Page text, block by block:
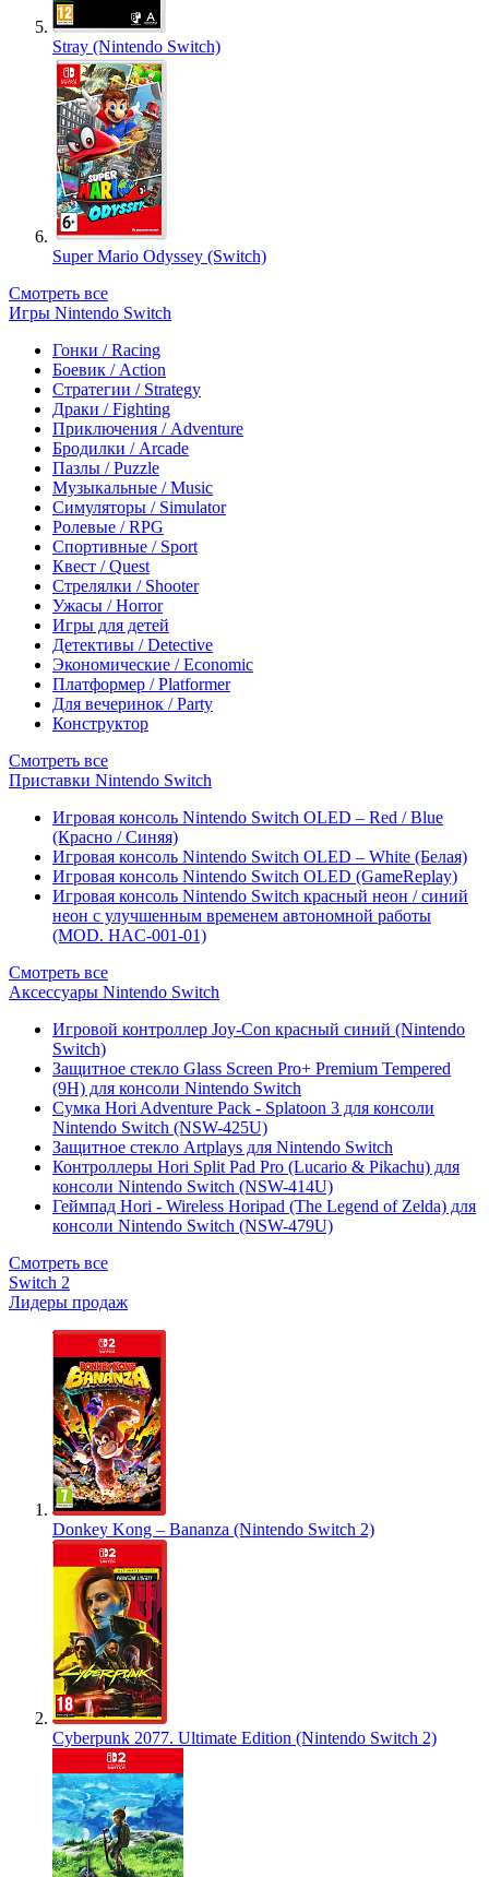
Stray (Nintendo Switch)
Super Mario Odyssey (Switch)
Смотреть все
Игры Nintendo Switch
Гонки / Racing
Боевик / Action
Стратегии / Strategy
Драки / Fighting
Приключения / Adventure
Бродилки / Arcade
Пазлы / Puzzle
Музыкальные / Music
Симуляторы / Simulator
Ролевые / RPG
Спортивные / Sport
Квест / Quest
Стрелялки / Shooter
Ужасы / Horror
Игры для детей
Детективы / Detective
Экономические / Economic
Платформер / Platformer
Для вечеринок / Party
Конструктор
Смотреть все
Приставки Nintendo Switch
Игровая консоль Nintendo Switch OLED – Red / Blue
(Красно / Синяя)
Игровая консоль Nintendo Switch OLED – White (Белая)
Игровая консоль Nintendo Switch OLED (GameReplay)
Игровая консоль Nintendo Switch красный неон / синий
неон с улучшенным временем автономной работы
(MOD. HAC-001-01)
Смотреть все
Аксессуары Nintendo Switch
Игровой контроллер Joy-Con красный синий (Nintendo
Switch)
Защитное стекло Glass Screen Pro+ Premium Tempered
(9H) для консоли Nintendo Switch
Сумка Hori Adventure Pack - Splatoon 3 для консоли
Nintendo Switch (NSW-425U)
Защитное стекло Artplays для Nintendo Switch
Контроллеры Hori Split Pad Pro (Lucario & Pikachu) для
консоли Nintendo Switch (NSW-414U)
Геймпад Hori - Wireless Horipad (The Legend of Zelda) для
консоли Nintendo Switch (NSW-479U)
Смотреть все
Switch 2
Лидеры продаж
Donkey Kong – Bananza (Nintendo Switch 2)
Cyberpunk 2077. Ultimate Edition (Nintendo Switch 2)